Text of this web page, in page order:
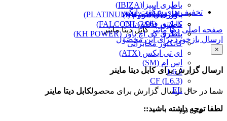
پاور قفل دار (VH)
کانکتور (3/96) CH
پینگرد
کانکتور مخابراتی
ای تی ایکس (ATX)
اِس اِم (SM)
L6.2
CF (L6.3)
EL
ستون دوم
باطری ایبیزا(IBIZA)
باطری پلاتینیوم (PLATINUM)
باطری فالکون(FALCON)
باطری کی اچ پاور (KH POWER)
تخفیف های شگفت انگیز
صفحه اصلی دیتا ماینر کابل دیتا ماینر
ارسال بازخورد برای این محصول
×
ارسال گزارش برای کابل دیتا ماینر
شما در حال ارسال گزارش برای محصولکابل دیتا ماینر
لطفا توجه داشته باشید::